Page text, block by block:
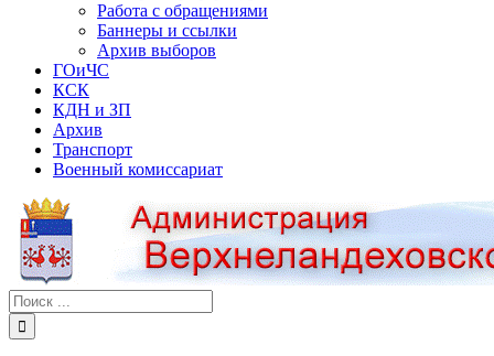
Работа с обращениями
Баннеры и ссылки
Архив выборов
ГОиЧС
КСК
КДН и ЗП
Архив
Транспорт
Военный комиссариат
Результат
поиска: